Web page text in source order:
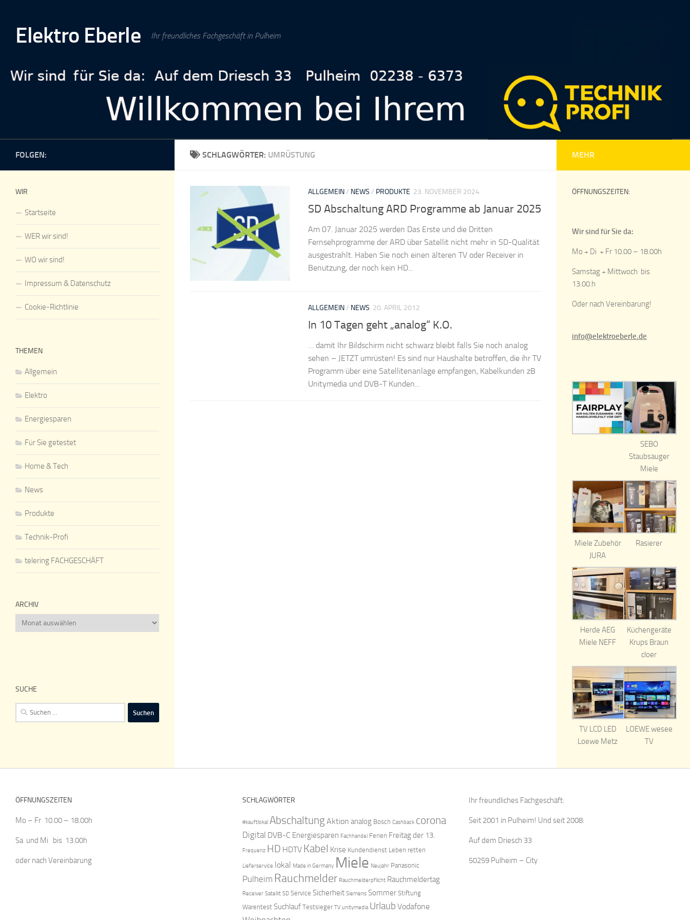
Elektro Eberle Ihr freundliches Fachgeschäft in Pulheim
SCHLAGWÖRTER: UMRÜSTUNG
ALLGEMEIN/ NEWS / PRODUKTE 23. NOVEMBER 2024
SD Abschaltung ARD Programme ab Januar 2025
Am 07. Januar 2025 werden Das Erste und die Dritten
Fernsehprogramme der ARD über Satellit nicht mehr in SD-Qualität
ausgestrahlt. Haben Sie noch einen älteren TV oder Receiver in
Benutzung, der noch kein HD...
ALLGEMEIN/ NEWS 20. APRIL 2012
In 10 Tagen geht „analog“ K.O.
… damit Ihr Bildschirm nicht schwarz bleibt falls Sie noch analog
sehen – JETZT umrüsten! Es sind nur Haushalte betroffen, die ihr TV
Programm über eine Satellitenanlage empfangen, Kabelkunden zB
Unitymedia und DVB-T Kunden...
FOLGEN:
WIR
Startseite
WER wir sind!
WO wir sind!
Impressum & Datenschutz
Cookie-Richtlinie
THEMEN
Allgemein
Elektro
Energiesparen
Für Sie getestet
Home & Tech
News
Produkte
Technik-Profi
telering FACHGESCHÄFT
ARCHIV
Archiv
SUCHE
Suchen
nach:
MEHR
ÖFFNUNGSZEITEN:
Wir sind für Sie da:
Mo + Di + Fr 10.00 – 18.00h
Samstag + Mittwoch bis
13.00.h
Oder nach Vereinbarung!
info@elektroeberle.de
SEBO
Staubsauger
Miele
Miele Zubehör
JURA
Rasierer
Herde AEG
Miele NEFF
Küchengeräte
Krups Braun
cloer
TV LCD LED
Loewe Metz
LOEWE wesee
TV
ÖFFNUNGSZEITEN
Mo – Fr 10.00 – 18.00h
Sa und Mi bis 13.00h
oder nach Vereinbarung
SCHLAGWÖRTER
#kauftlokal Abschaltung Aktion analog Bosch Cashback corona
Digital DVB-C Energiesparen Fachhandel Ferien Freitag der 13.
Frequenz HD HDTV Kabel Krise Kundendienst Leben retten
Lieferservice lokal Made in Germany Miele Neujahr Panasonic
Pulheim Rauchmelder Rauchmelderpflicht Rauchmeldertag
Receiver Satellit SD Service Sicherheit Siemens Sommer Stiftung
Warentest Suchlauf Testsieger TV unitymedia Urlaub Vodafone
Ihr freundliches Fachgeschäft:
Seit 2001 in Pulheim! Und seit 2008:
Auf dem Driesch 33
50259 Pulheim – City